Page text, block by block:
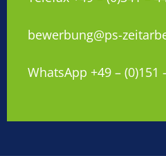
bewerbung@ps-
WhatsApp +49 – (0)151